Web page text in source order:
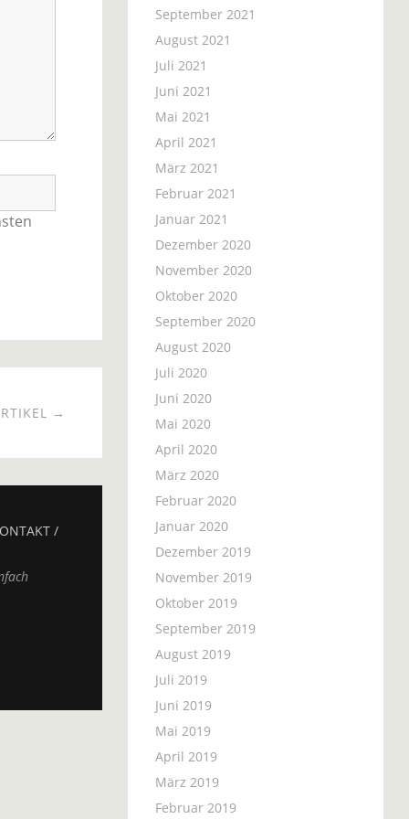
→
/
September 2021
August 2021
Juli 2021
Juni 2021
Mai 2021
April 2021
März 2021
Februar 2021
Januar 2021
Dezember 2020
November 2020
Oktober 2020
September 2020
August 2020
Juli 2020
Juni 2020
Mai 2020
April 2020
März 2020
Februar 2020
Januar 2020
Dezember 2019
November 2019
Oktober 2019
September 2019
August 2019
Juli 2019
Juni 2019
Mai 2019
April 2019
März 2019
Februar 2019